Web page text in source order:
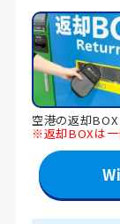
空港の返却BOX
※返却BOXは一